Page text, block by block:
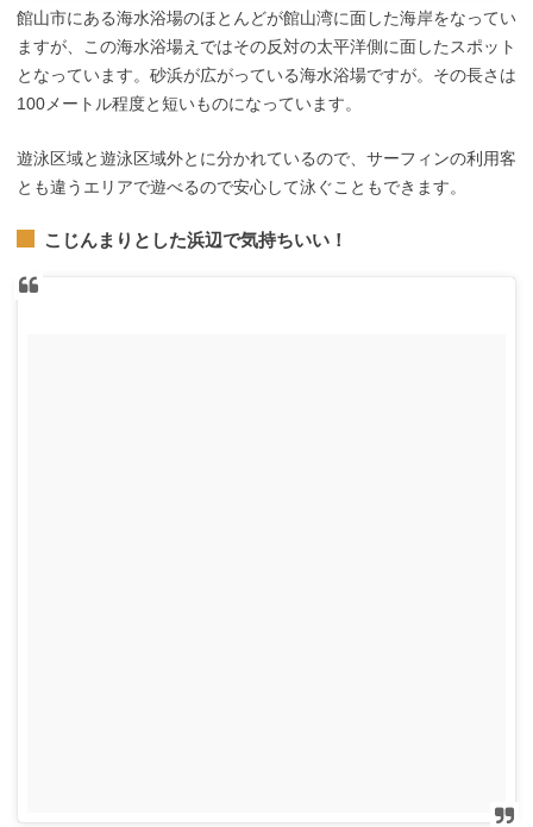
館山市にある海水浴場のほとんどが館山湾に面した海岸をなってい
ますが、この海水浴場えではその反対の太平洋側に面したスポット
となっています。砂浜が広がっている海水浴場ですが。その長さは
100メートル程度と短いものになっています。
遊泳区域と遊泳区域外とに分かれているので、サーフィンの利用客
とも違うエリアで遊べるので安心して泳ぐこともできます。
こじんまりとした浜辺で気持ちいい！